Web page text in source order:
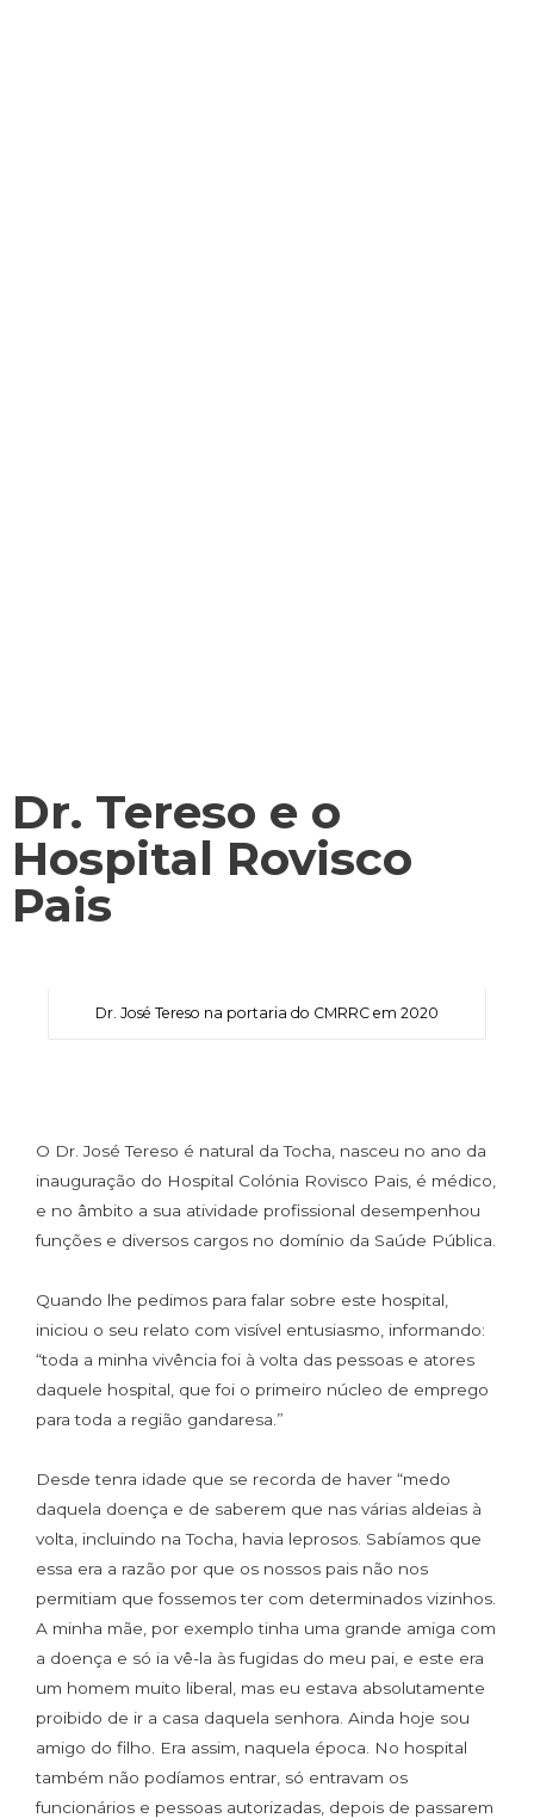
Dr. Tereso e o
Hospital Rovisco
Pais
Dr. José Tereso na portaria do CMRRC em 2020
O Dr. José Tereso é natural da Tocha, nasceu no ano da
inauguração do Hospital Colónia Rovisco Pais, é médico,
e no âmbito a sua atividade profissional desempenhou
funções e diversos cargos no domínio da Saúde Pública.
Quando lhe pedimos para falar sobre este hospital,
iniciou o seu relato com visível entusiasmo, informando:
“toda a minha vivência foi à volta das pessoas e atores
daquele hospital, que foi o primeiro núcleo de emprego
para toda a região gandaresa.”
Desde tenra idade que se recorda de haver “medo
daquela doença e de saberem que nas várias aldeias à
volta, incluindo na Tocha, havia leprosos. Sabíamos que
essa era a razão por que os nossos pais não nos
permitiam que fossemos ter com determinados vizinhos.
A minha mãe, por exemplo tinha uma grande amiga com
a doença e só ia vê-la às fugidas do meu pai, e este era
um homem muito liberal, mas eu estava absolutamente
proibido de ir a casa daquela senhora. Ainda hoje sou
amigo do filho. Era assim, naquela época. No hospital
também não podíamos entrar, só entravam os
funcionários e pessoas autorizadas, depois de passarem